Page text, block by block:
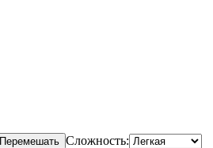
Перемешать Сложность: